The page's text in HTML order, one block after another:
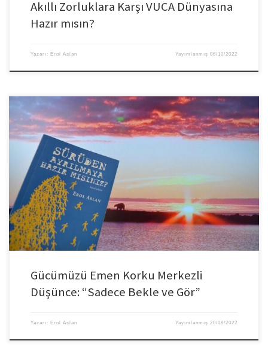
Akıllı Zorluklara Karşı VUCA Dünyasına
Hazır mısın?
Yazarı: Erol Aslan Yayımlanmış06/10/2022
Hepimizin içinde bir parça da olsa korku hissi var, ancak önemli olan
korkularımıza nasıl tepki verdiğimizdir. Diğer taraftan birçok kişi bu korku
hissinin karar vermelerini ne kadar derinden etkilediğinin farkında bile değil.
Korkak ve sahte liderler bahaneler üretir, devekuşu misali kafalarını kuma
gömer ve genellikle kolay yolu seçerler. Gerçek […]
Gücümüzü Emen Korku Merkezli
Düşünce: “Sadece Bekle ve Gör”
Yazarı: Erol Aslan Yayımlanmış20/08/2022